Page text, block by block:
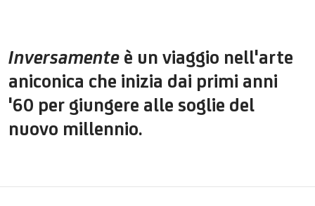
Inversamente è unviaggio nell'arte
aniconica che inizia dai primi anni
'60 per giungere alle soglie del
nuovo millennio.